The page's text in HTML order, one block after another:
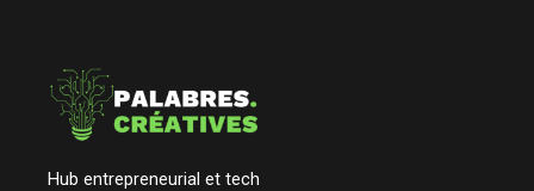
Hub entrepreneurial et tech